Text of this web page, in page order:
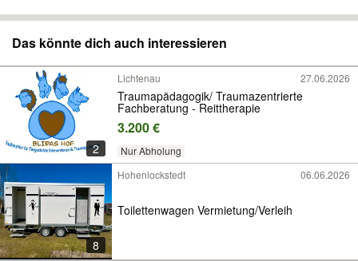
Das könnte dich auch interessieren
2
Lichtenau 27.06.2026
Traumapädagogik/ Traumazentrierte
Fachberatung - Reittherapie
3.200 €
Nur Abholung
8
Hohenlockstedt 06.06.2026
Toilettenwagen Vermietung/Verleih